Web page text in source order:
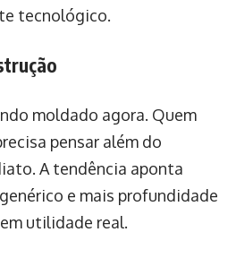
tecnológico.
moldado agora. Quem
pensar além do
A tendência aponta
e mais profundidade
utilidade real.